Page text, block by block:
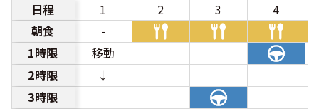
日程 1 2 3
4
朝食
-
1時限
移動
2時限
↓
3時限